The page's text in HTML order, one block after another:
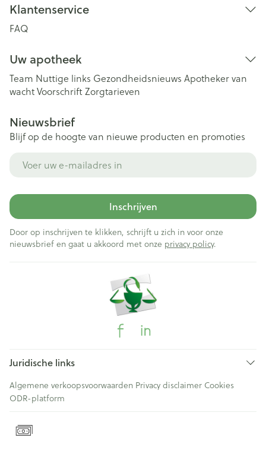
Klantenservice
FAQ
Uw apotheek
Team Nuttige links Gezondheidsnieuws Apotheker van
wachtVoorschriftZorgtarieven
Nieuwsbrief
Blijf op de hoogte van nieuwe producten en promoties
Inschrijven
Door op inschrijven te klikken, schrijft u zich in voor onze
nieuwsbrief en gaat u akkoord met onze privacy policy.
Juridische links
Algemene verkoopsvoorwaarden Privacy disclaimer Cookies
ODR-platform